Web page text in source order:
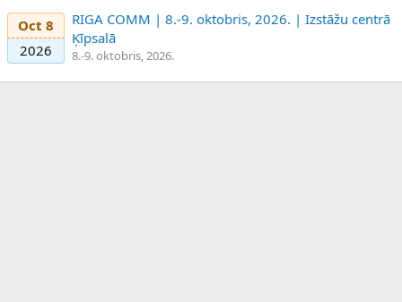
Oct 8
2026
RIGA COMM | 8.-9. oktobris, 2026. | Izstāžu centrā
Ķīpsalā
8.-9. oktobris, 2026.